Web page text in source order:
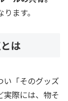
ます。
は
い「そのグッズ
実際には、物そ